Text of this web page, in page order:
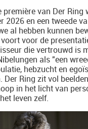
van Der
2026 en een tweede
al hebben kunnen
voor de
die vertrouwd is
als "een
hebzucht en
Ring zit vol
in het licht van
leven zelf.